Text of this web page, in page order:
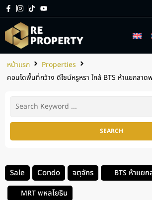
หน้าแรก
Properties
คอนโดพื้นที่กว้าง ดีไซน์หรูหรา ใกล้ BTS ห้าแยกลาด
SEARCH
Sale Condo จตุจักร BTS ห้าแยก
MRTพหลโยธิน